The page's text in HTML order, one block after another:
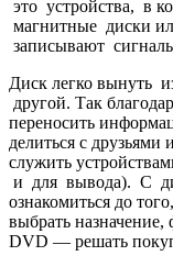
это устройства, в
магнитные диски
записывают
Диск легко вынуть
другой. Так
переносить
делиться с
служить
и для вывода). С
ознакомиться до
выбрать
DVD — решать